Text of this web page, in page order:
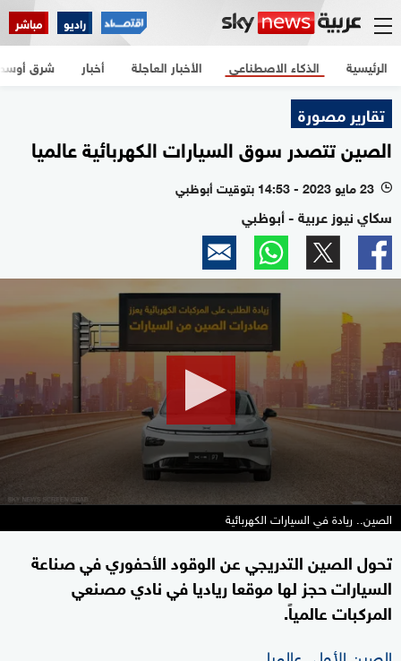
راديو مباشر
الرئيسية الأخبار العاجلة أخبار شرق الذكاء الاصطناعي
تقارير مصورة
الصين تتصدر سوق السيارات الكهربائية عالميا
l 23 مايو 2023 - 14:53 بتوقيت أبوظبي
سكاي نيوز عربية - أبوظبي
الصين.. ريادة في السيارات الكهربائية
تحول الصين التدريجي عن الوقود الأحفوري في صناعة
السيارات حجز لها موقعا رياديا في نادي مصنعي
المركبات عالمياً.